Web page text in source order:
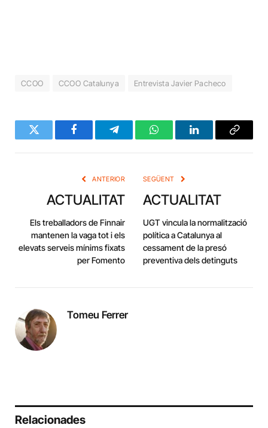
CCOO CCOO Catalunya Entrevista Javier Pacheco
Twitter FacebookTelegramWhatsAppLinkedInCopy
ANTERIOR
ACTUALITAT
Els treballadors de Finnair
mantenen la vaga tot i els
elevats serveis mínims fixats
per Fomento
SEGÜENT
ACTUALITAT
UGT vincula la normalització
política a Catalunya al
cessament de la presó
preventiva dels detinguts
Tomeu Ferrer
Relacionades